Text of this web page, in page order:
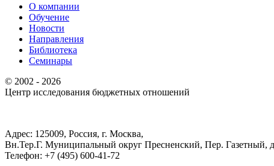
О компании
Обучение
Новости
Направления
Библиотека
Семинары
© 2002 - 2026
Центр иcследования бюджетных отношений
Адрес: 125009, Россия, г. Москва,
Вн.Тер.Г. Муниципальный округ Пресненский, Пер. Газетный,
Телефон: +7 (495) 600-41-72